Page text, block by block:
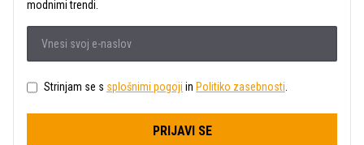
modnimi trendi.
Strinjam se s splošnimi pogoji in Politiko zasebnosti.
PRIJAVI SE